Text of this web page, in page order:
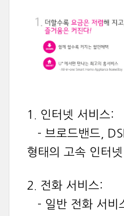
1. 인터넷 서비스:
- 브로드밴드,
형태의 고속 인터
2. 전화 서비스:
- 일반 전화 서비